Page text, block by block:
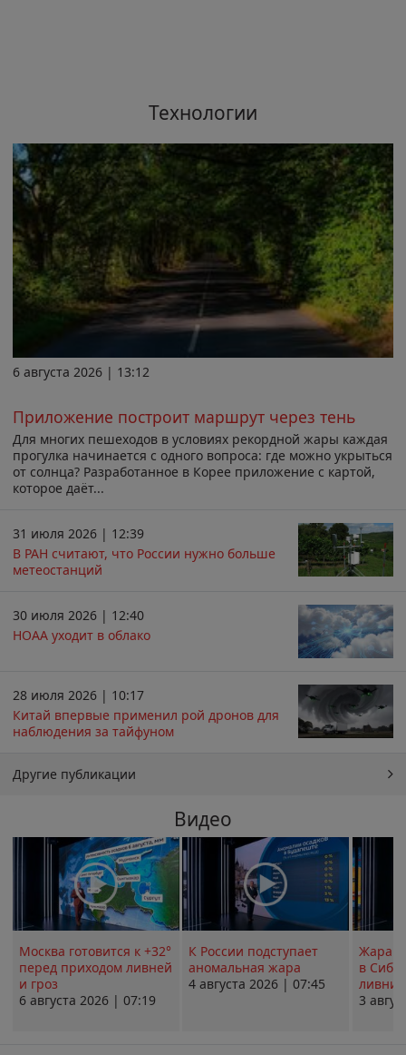
Технологии
6 августа 2026 | 13:12
Приложение построит маршрут через тень
Для многих пешеходов в условиях рекордной жары каждая
прогулка начинается с одного вопроса: где можно укрыться
от солнца? Разработанное в Корее приложение с картой,
которое даёт...
31 июля 2026 | 12:39
В РАН считают, что России нужно больше
метеостанций
30 июля 2026 | 12:40
НОАА уходит в облако
28 июля 2026 | 10:17
Китай впервые применил рой дронов для
наблюдения за тайфуном
Другие публикации
Видео
Москва готовится к +32°
перед приходом ливней
и гроз
6 августа 2026 | 07:19
К России подступает
аномальная жара
4 августа 2026 | 07:45
Жара в
в
ливни
3